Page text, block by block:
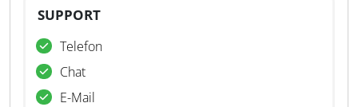
SUPPORT
Telefon
Chat
E-Mail